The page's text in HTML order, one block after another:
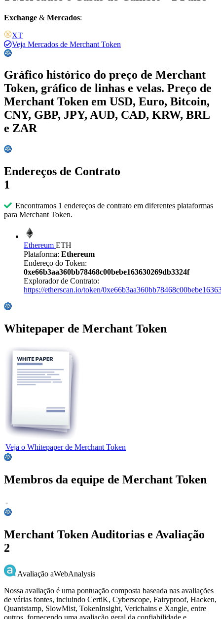
Exchange & Mercados:
XT
Veja Mercados de Merchant Token
Gráfico histórico do preço de Merchant
Token, gráfico de linhas e velas. Preço de
Merchant Token em USD, Euro, Bitcoin,
CNY, GBP, JPY, AUD, CAD, KRW, BRL
e ZAR
Endereços de Contrato
1
Encontramos 1 endereços de contrato em diferentes plataformas
para Merchant Token.
Ethereum ETH
Plataforma: Ethereum
Endereço do Token:
0xe66b3aa360bb78468c00bebe163630269db3324f
Explorador de Contrato:
https://etherscan.io/token/
Whitepaper de Merchant Token
Veja o Whitepaper de Merchant Token
Membros da equipe de Merchant Token
-
Merchant Token Auditorias e Avaliação
2
Avaliação aWebAnalysis
Nossa avaliação é uma pontuação composta baseada nas avaliações
de várias fontes, incluindo CertiK, Cyberscope, Fairyproof, Hacken,
Quantstamp, SlowMist, TokenInsight, Verichains e Xangle, entre
outros, fornecendo uma avaliação geral da confiabilidade e